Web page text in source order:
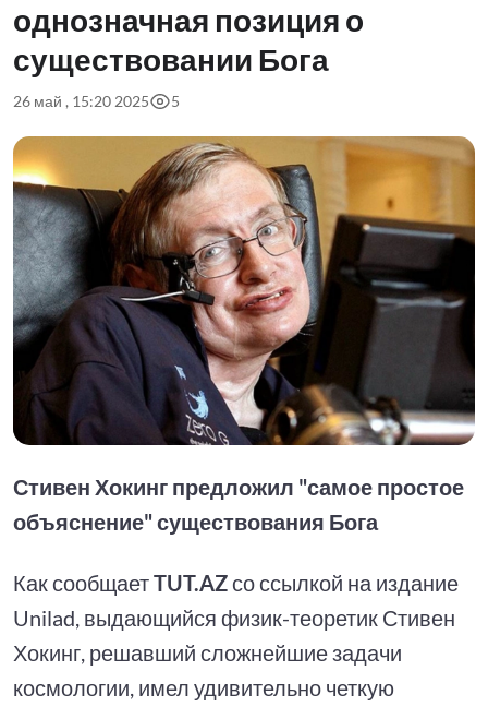
однозначная позиция о
существовании Бога
26 май , 15:20 2025 5
Стивен Хокинг предложил "самое простое
объяснение" существования Бога
Как сообщаетTUT.AZсо ссылкой на издание
Unilad, выдающийся физик-теоретик Стивен
Хокинг, решавший сложнейшие задачи
космологии, имел удивительно четкую